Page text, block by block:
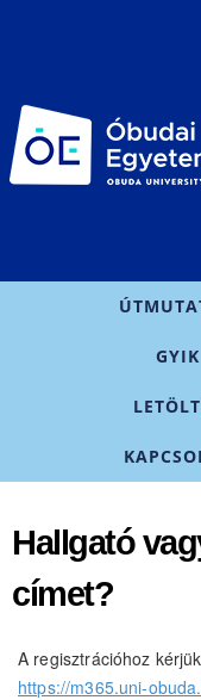
GYIK
Hallgató
címet?
A regisztrációhoz
https://m365.uni-